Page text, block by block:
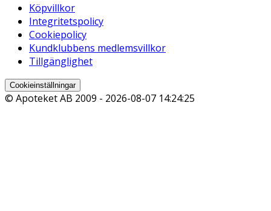
Köpvillkor
Integritetspolicy
Cookiepolicy
Kundklubbens medlemsvillkor
Tillgänglighet
Cookieinställningar
© Apoteket AB 2009 - 2026-08-07 14:24:25